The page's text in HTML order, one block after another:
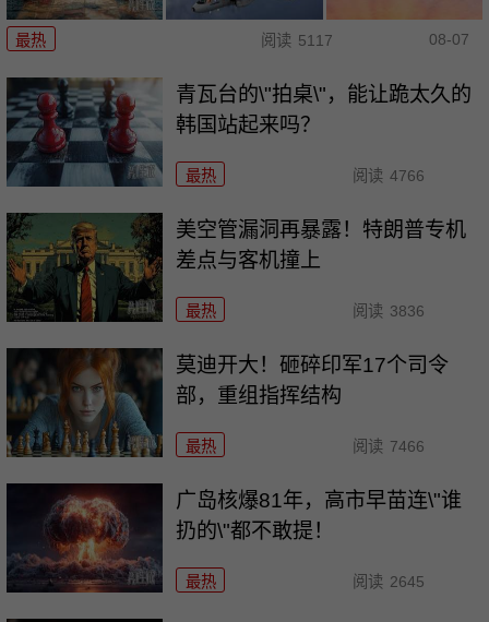
最热 阅读 5117 08-07
青瓦台的\"拍桌\"，能让跪太久的
韩国站起来吗？
最热 阅读 4766
美空管漏洞再暴露！特朗普专机
差点与客机撞上
最热 阅读 3836
莫迪开大！砸碎印军17个司令
部，重组指挥结构
最热 阅读 7466
广岛核爆81年，高市早苗连\"谁
扔的\"都不敢提！
最热 阅读 2645